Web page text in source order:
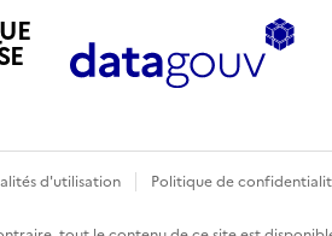
d'utilisation Politique de